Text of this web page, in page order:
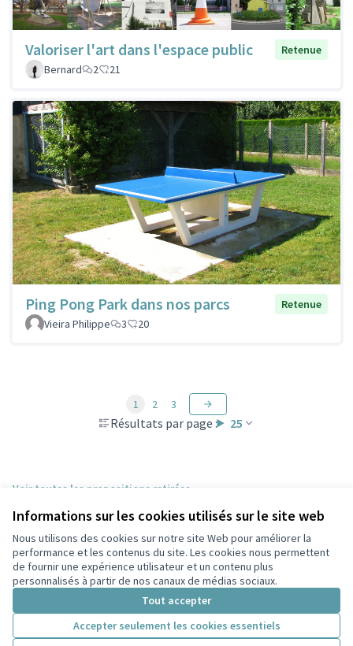
Informations sur les cookies utilisés sur le site web
Nous utilisons des cookies sur notre site Web pour améliorer la
performance et les contenus du site. Les cookies nous permettent
de fournir une expérience utilisateur et un contenu plus
personnalisés à partir de nos canaux de médias sociaux.
Tout accepter
Accepter seulement les cookies essentiels
Valoriser l'art dans l'espace public
Retenue
Bernard
2 21
Ping Pong Park dans nos parcs
Retenue
Vieira Philippe
3 20
Résultats par page : 25
1 2 3
Voir toutes les propositions retirées
Conditions d'utilisation
Paramètres des cookies
Participez Villeurbanne sur X
(Lien externe)
Participez Villeurbanne sur Facebook
Participez Villeurbanne sur Instagram
Participez Villeurbanne sur YouTube
(Lien externe)
Licence
(Lien